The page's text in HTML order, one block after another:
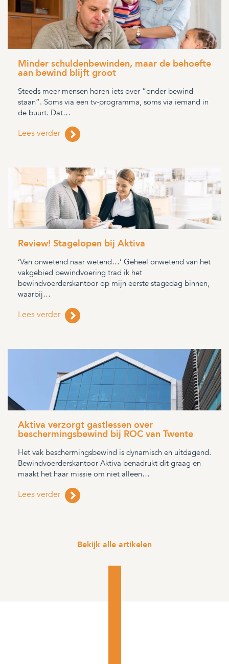
Minder schuldenbewinden, maar de behoefte
aan bewind blijft groot
Steeds meer mensen horen iets over “onder bewind
staan”. Soms via een tv-programma, soms via iemand in
de buurt. Dat…
Lees verder
Review! Stagelopen bij Aktiva
‘Van onwetend naar wetend…’ Geheel onwetend van het
vakgebied bewindvoering trad ik het
bewindvoerderskantoor op mijn eerste stagedag binnen,
waarbij…
Lees verder
Aktiva verzorgt gastlessen over
beschermingsbewind bij ROC van Twente
Het vak beschermingsbewind is dynamisch en uitdagend.
Bewindvoerderskantoor Aktiva benadrukt dit graag en
maakt het haar missie om niet alleen…
Lees verder
Bekijk alle artikelen